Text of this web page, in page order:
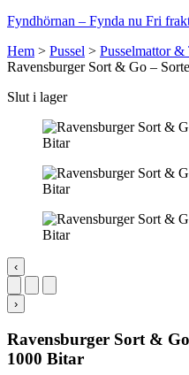
Fyndhörnan – Fynda nu Fri
Hem > Pussel > Pusselmattor
Ravensburger Sort & Go –
Slut i lager
‹
›
Ravensburger Sort &
1000 Bitar